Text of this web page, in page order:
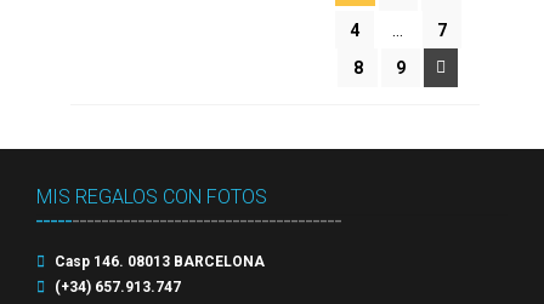
alto
4
7
8
9
MIS REGALOS CON FOTOS
_____
Casp 146. 08013 BARCELONA
(+34) 657.913.747